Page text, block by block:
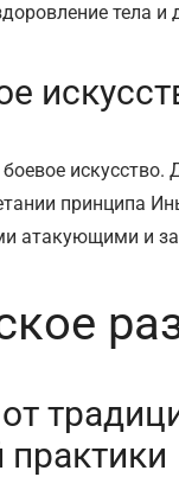
тела и
искусство.
принципа
атакующими и